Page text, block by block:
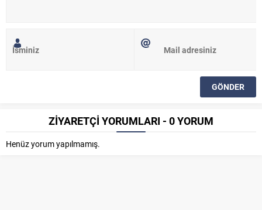
ZİYARETÇİ YORUMLARI - 0 YORUM
Henüz yorum yapılmamış.